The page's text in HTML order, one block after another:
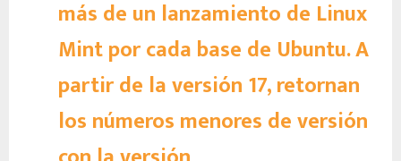
más de un lanzamiento de Linux
Mint por cada base de Ubuntu. A
partir de la versión 17, retornan
los números menores de versión